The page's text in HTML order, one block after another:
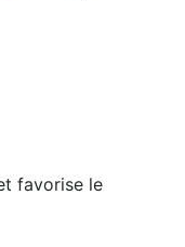
favorise le